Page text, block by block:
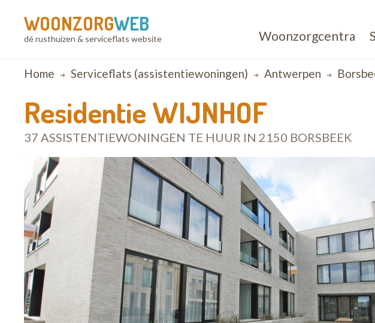
WOONZORGWEB
dé rusthuizen & serviceflats website Woonzorgcentra
Breadcrumb
Home Serviceflats (assistentiewoningen) Antwerpen
Residentie WIJNHOF
37 ASSISTENTIEWONINGEN TE HUUR IN 2150 BORSBEEK